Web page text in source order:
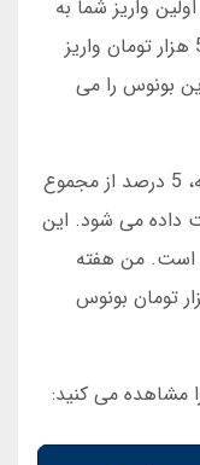
کنید، 20 درصد از اولین واریز شما به
عنوان بونوس دریافت می کنید. من 500 هزار تومان واریز
این بونوس را می
بونوس وفاداری هم وجود دارد. هر هفته، 5 درصد از مجموع
داده می شود. این
است. من هفته
میلیون تومان باخت و 150 هزار تومان بونوس
مشاهده می کنید: